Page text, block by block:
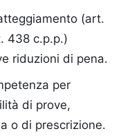
(art.
438 c.p.p.)
riduzioni di pena.
per
di prove,
o di prescrizione.